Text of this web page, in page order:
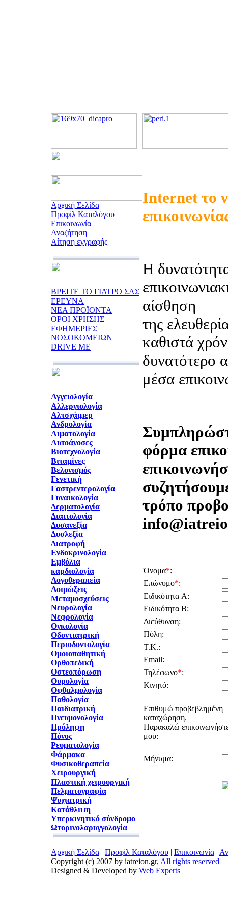
Αρχική Σελίδα
Προφίλ Καταλόγου
Επικοινωνία
Αναζήτηση
Αίτηση εγγραφής
ΒΡΕΙΤΕ ΤΟ ΓΙΑΤΡΟ ΣΑΣ
ΕΡΕΥΝΑ
ΝΕΑ ΠΡΟΪΟΝΤΑ
ΟΡΟΙ ΧΡΗΣΗΣ
ΕΦΗΜΕΡΙΕΣ
ΝΟΣΟΚΟΜΕΙΩΝ
DRIVE ME
Αγγειολογία
Αλλεργιολογία
Αλτσχάιμερ
Ανδρολογία
Αιματολογία
Αυτοάνοσες
Βιοτεχνολογία
Βιταμίνες
Βελονισμός
Γενετική
Γαστρεντερολογία
Γυναικολογία
Δερματολογία
Διαιτολογία
Δυσανεξία
Δυσλεξία
Διατροφή
Ενδοκρινολογία
Εμβόλια
καρδιολογία
Λογοθεραπεία
Λοιμώξεις
Μεταμοσχεύσεις
Νευρολογία
Νεφρολογία
Ογκολογία
Οδοντιατρική
Περιοδοντολογία
Ομοιοπαθητική
Ορθοπεδική
Οστεοπόρωση
Ουρολογία
Οφθαλμολογία
Παθολογία
Παιδιατρική
Πνευμονολογία
Πρόληψη
Πόνος
Ρευματολογία
Φάρμακα
Φυσικοθεραπεία
Χειρουργική
Πλαστική χειρουργική
Πελματογραφία
Ψυχιατρική
Κατάθλιψη
Υπερκινητικό σύνδρομο
Ωτορινολαρυγγολογία
Internet το
Η
αίσθηση
της
καθιστά
δυνατότερο
μέσα
φόρμα
τρόπο
Όνομα*:
Επώνυμο*:
Ειδικότητα A:
Ειδικότητα B:
Διεύθυνση:
Πόλη:
Τ.Κ.:
Email:
Τηλέφωνο*:
Κινητό:
Επιθυμώ προβεβλημένη
καταχώρηση.
Παρακαλώ
μου:
Μήνυμα:
Αρχική Σελίδα | Προφίλ Καταλόγου | Επικοινωνία |
Copyright (c) 2007 by iatreion.gr, All rights reserved
Designed & Developed by Web Experts